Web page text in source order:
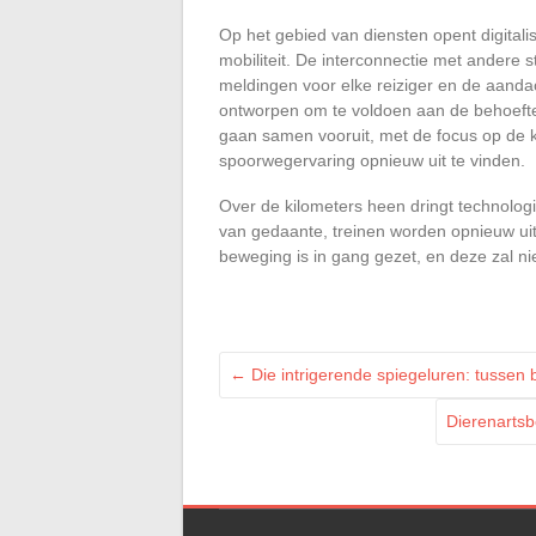
Op het gebied van diensten opent
mobiliteit. De interconnectie met andere
meldingen voor elke reiziger en de
ontworpen om te voldoen aan de
gaan samen vooruit, met de focus op de
spoorwegervaring opnieuw uit te vinden.
Over de kilometers heen dringt
van gedaante, treinen worden opnieuw
beweging is in gang gezet, en deze zal
← Die intrigerende spiegeluren: tussen